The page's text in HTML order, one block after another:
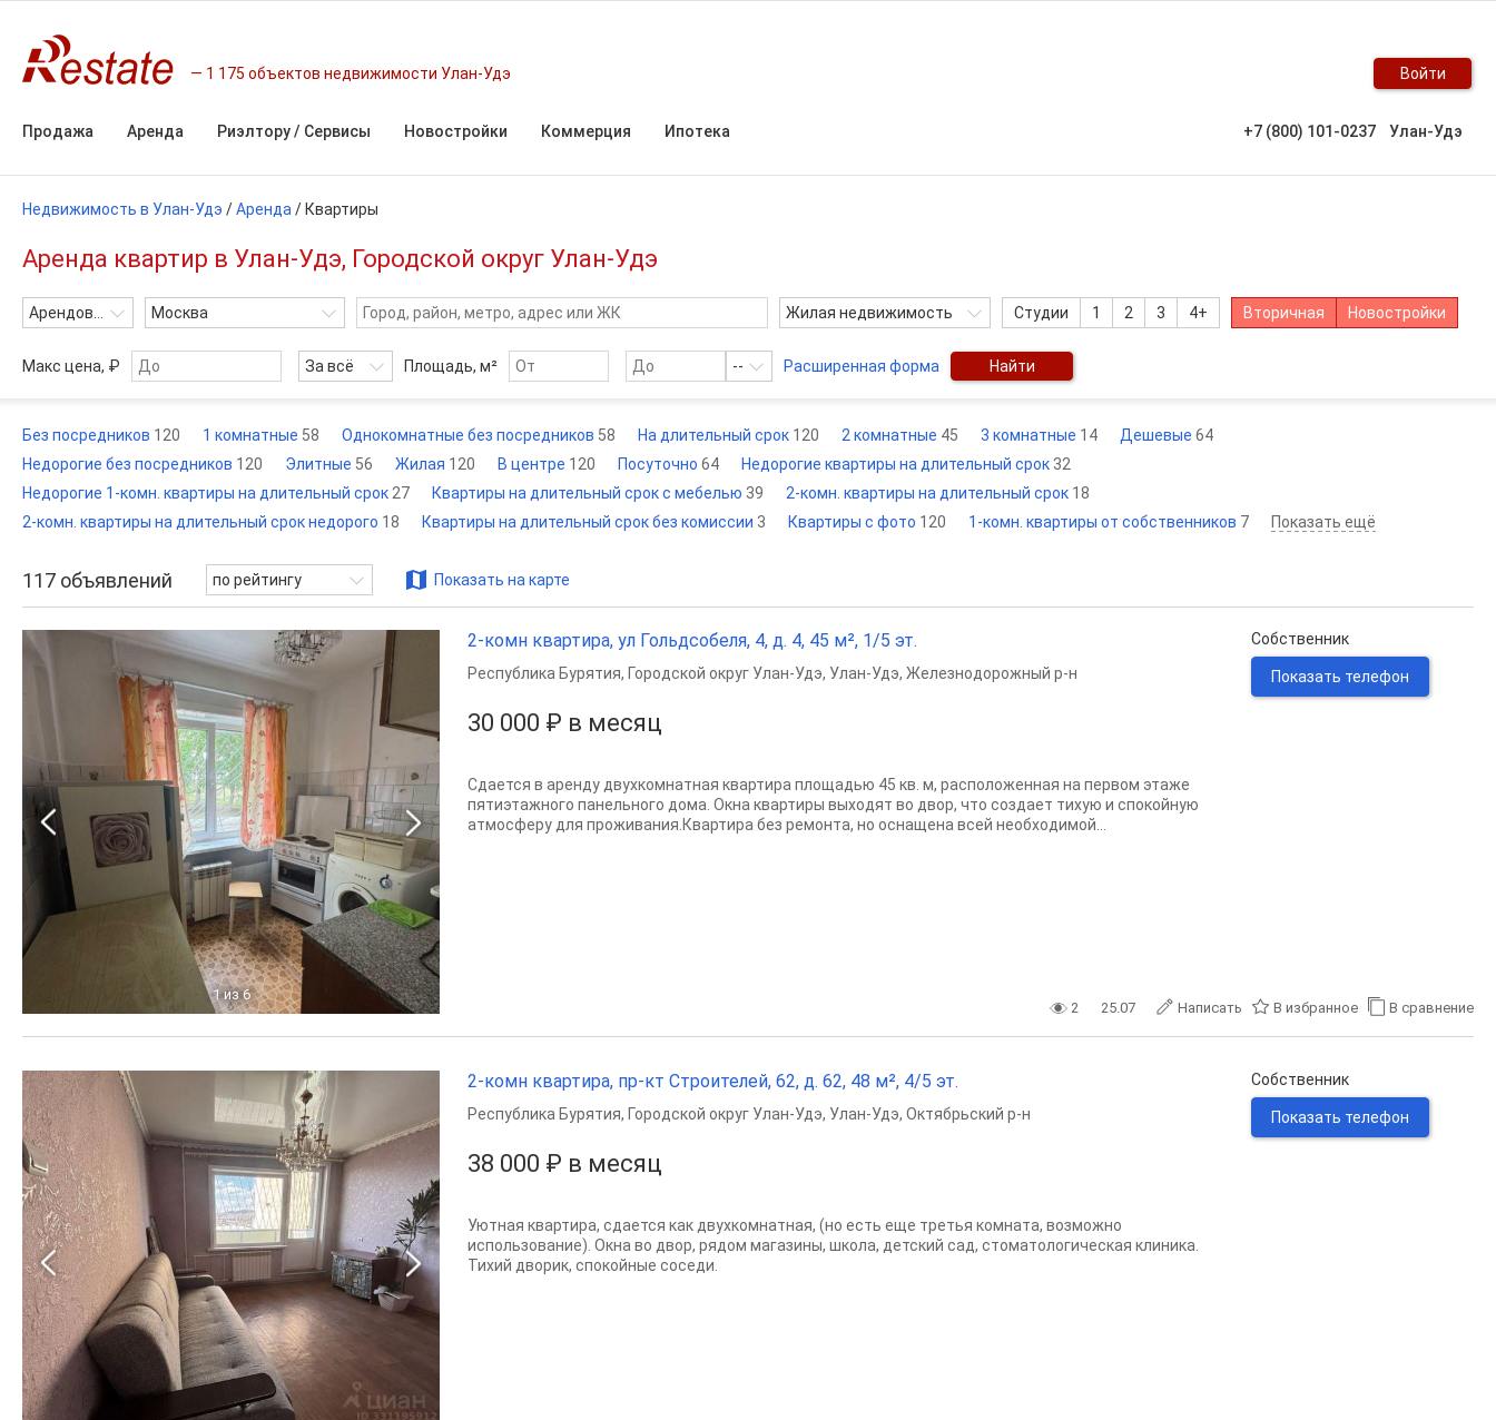
1 175 объектов недвижимости Улан-Удэ Войти
Продажа Аренда Риэлтору / Сервисы Новостройки Коммерция Ипотека +7 (800) 101-0237 Улан-Удэ
Недвижимость в Улан-Удэ /Аренда / Квартиры
Аренда квартир в Улан-Удэ, Городской округ Улан-Удэ
Арендовать Москва Жилая недвижимость Студии 1 2 3 4+ Вторичная Новостройки
Макс цена, ₽ За всё Площадь, м² -- Расширенная форма Найти
Без посредников 120 1 комнатные 58 Однокомнатные без посредников 58 На длительный срок 120 2 комнатные 45 3 комнатные 14 Дешевые 64
Недорогие без посредников 120 Элитные 56 Жилая 120 В центре 120 Посуточно 64 Недорогие квартиры на длительный срок 32
Недорогие 1-комн. квартиры на длительный срок 27 Квартиры на длительный срок с мебелью 39 2-комн. квартиры на длительный срок 18
2-комн. квартиры на длительный срок недорого 18 Квартиры на длительный срок без комиссии 3 Квартиры с фото 120 1-комн. квартиры от собственников 7 Показать ещё
117 объявлений по рейтингу Показать на карте
1 из 6
2-комн квартира, ул Гольдсобеля, 4, д. 4, 45 м², 1/5 эт.
30 000 ₽ в месяц
Республика Бурятия, Городской округ Улан-Удэ, Улан-Удэ, Железнодорожный р-н
Сдается в аренду двухкомнатная квартира площадью 45 кв. м, расположенная на первом этаже
пятиэтажного панельного дома. Окна квартиры выходят во двор, что создает тихую и спокойную
атмосферу для проживания.Квартира без ремонта, но оснащена всей необходимой...
Собственник
Показать телефон
2 25.07 Написать В избранное В сравнение
2-комн квартира, пр-кт Строителей, 62, д. 62, 48 м², 4/5 эт.
38 000 ₽ в месяц
Республика Бурятия, Городской округ Улан-Удэ, Улан-Удэ, Октябрьский р-н
Уютная квартира, сдается как двухкомнатная, (но есть еще третья комната, возможно
использование). Окна во двор, рядом магазины, школа, детский сад, стоматологическая клиника.
Тихий дворик, спокойные соседи.
Собственник
Показать телефон